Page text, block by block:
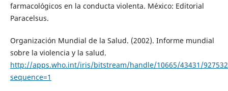
farmacológicos en la conducta violenta. México: Editorial
Paracelsus.
Organización Mundial de la Salud. (2002). Informe mundial
sobre la violencia y la salud.
http://apps.who.int/iris/bitstream/handle/10665/43431/
sequence=1